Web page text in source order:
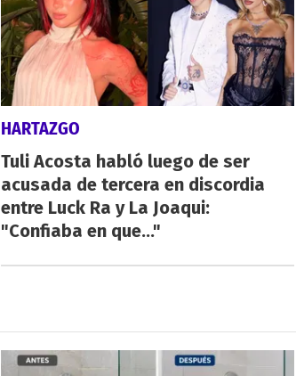
HARTAZGO
Tuli Acosta habló luego de ser
acusada de tercera en discordia
entre Luck Ra y La Joaqui:
"Confiaba en que..."